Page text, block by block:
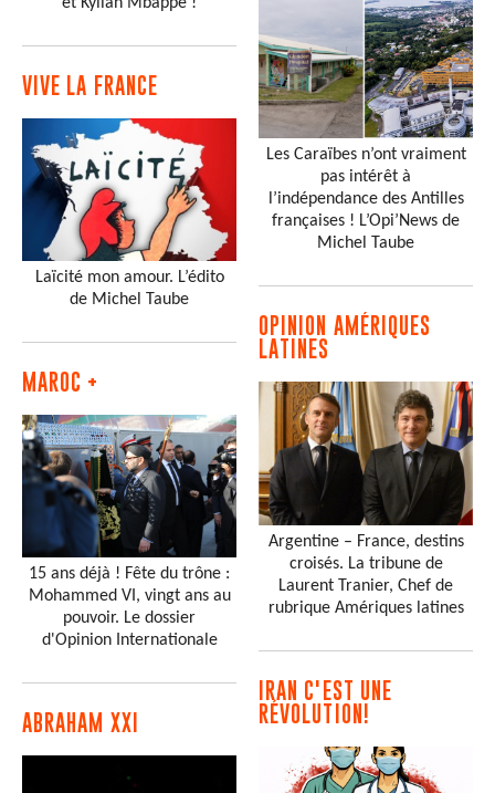
VIVE LA FRANCE
Laïcité mon amour. L’édito
de Michel Taube
MAROC +
15 ans déjà ! Fête du trône :
Mohammed VI, vingt ans au
pouvoir. Le dossier
d'Opinion Internationale
ABRAHAM XXI
Les Caraïbes n’ont vraiment
pas intérêt à
l’indépendance des Antilles
françaises ! L’Opi’News de
Michel Taube
OPINION AMÉRIQUES
LATINES
Argentine – France, destins
croisés. La tribune de
Laurent Tranier, Chef de
rubrique Amériques latines
IRAN C'EST UNE
RÉVOLUTION!